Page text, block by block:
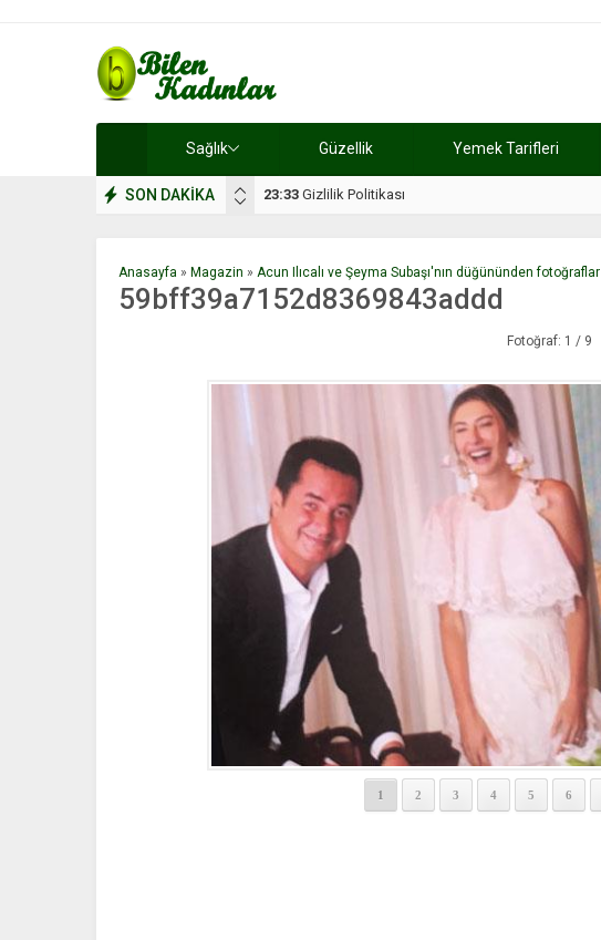
Sağlık Güzellik Yemek Tarifleri
SON DAKİKA 17:08 Dilan, düğününe 5 gün kala hayatını kaybetti
Anasayfa » Magazin » Acun Ilıcalı ve Şeyma Subaşı'nın düğününden fotoğraflar
59bff39a7152d8369843addd
Fotoğraf: 1 / 9
1 2 3 4 5 6